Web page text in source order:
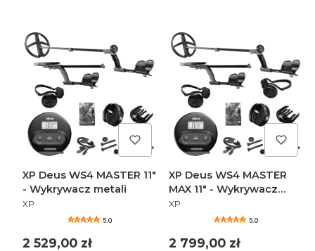
XP Deus WS4 MASTER 11"
- Wykrywacz metali
PRODUCENT
XP
5.0
Cena
2 529,00 zł
XP Deus WS4 MASTER
MAX 11" - Wykrywacz
metali
PRODUCENT
XP
5.0
Cena
2 799,00 zł